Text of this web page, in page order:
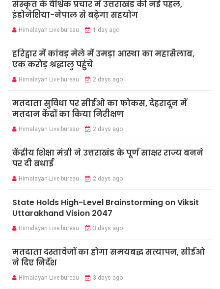
संस्कृत के वैश्विक प्रचार में उत्तराखंड की नई पहल,
इंडोनेशिया-नेपाल से बढ़ेगा सहयोग
Himalayan Live bureau 1 day ago
हरिद्वार में कांवड़ मेले में उमड़ा आस्था का महासैलाब,
एक करोड़ श्रद्धालु पहुंचे
Himalayan Live bureau 2 days ago
मतदाता सुविधा पर सीईओ का फोकस, देहरादून में
मतदान केंद्रों का किया निरीक्षण
Himalayan Live bureau 2 days ago
केंद्रीय शिक्षा मंत्री ने उत्तराखंड के पूर्ण साक्षर राज्य बनने
पर दी बधाई
Himalayan Live bureau 2 days ago
State Holds High-Level Brainstorming on Viksit
Uttarakhand Vision 2047
Himalayan Live bureau 3 days ago
मतदाता दस्तावेजों का होगा समयबद्ध सत्यापन, सीईओ
ने दिए निर्देश
Himalayan Live bureau 3 days ago